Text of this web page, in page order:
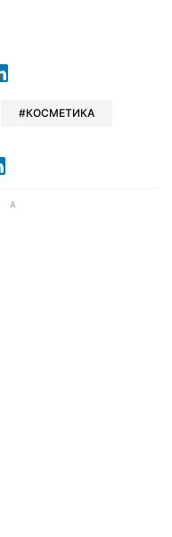
Facebook
в Xв Viber
в Whatsapp
в Messenger
отправить в LinkedIn
КОСМЕТИКА
в X в Google news
в Viber
Читайте в LinkedIn